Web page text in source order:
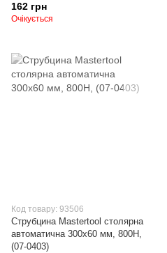
162 грн
Очікується
Код товару: 93506
Струбцина Mastertool столярна
автоматична 300х60 мм, 800Н,
(07-0403)